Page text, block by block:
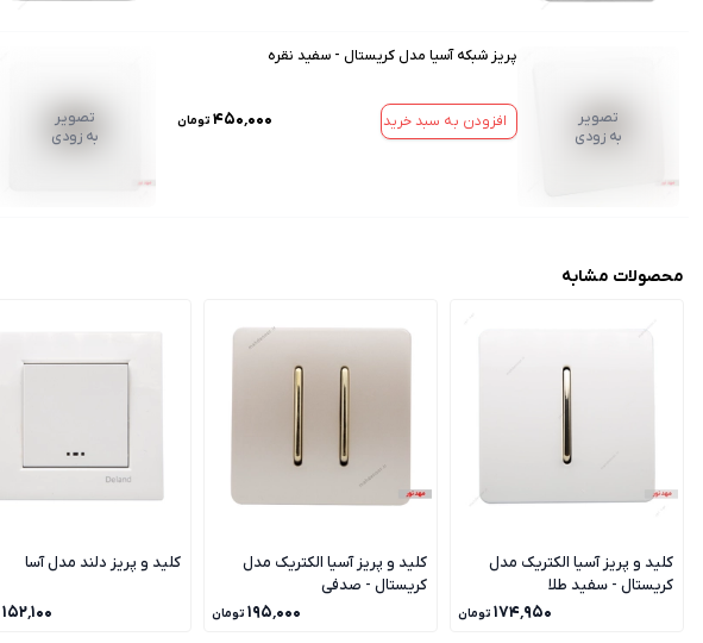
تصویر
به زودی
پریز شبکه آسیا مدل کریستال - سفید نقره
افزودن به سبد خرید ۴۵۰٬۰۰۰ تومان
تصویر
به زودی
محصولات مشابه
کلید و پریز آسیا الکتریک مدل
کریستال - سفید طلا
۱۷۴٬۹۵۰ تومان
کلید و پریز آسیا الکتریک مدل
کریستال - صدفی
۱۹۵٬۰۰۰ تومان
کلید و پریز دلند مدل آسا
۱۵۲٬۱۰۰